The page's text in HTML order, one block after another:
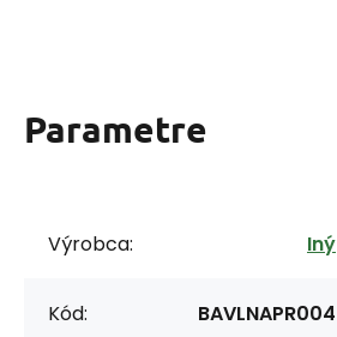
Parametre
Výrobca: Iný
Kód: BAVLNAPR004